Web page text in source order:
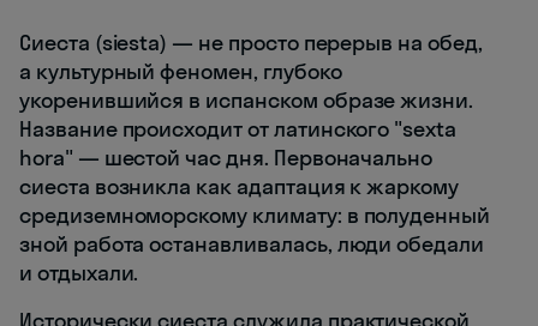
Сиеста (siesta) — не просто перерыв на обед,
а культурный феномен, глубоко
укоренившийся в испанском образе жизни.
Название происходит от латинского "sexta
hora" — шестой час дня. Первоначально
сиеста возникла как адаптация к жаркому
средиземноморскому климату: в полуденный
зной работа останавливалась, люди обедали
и отдыхали.